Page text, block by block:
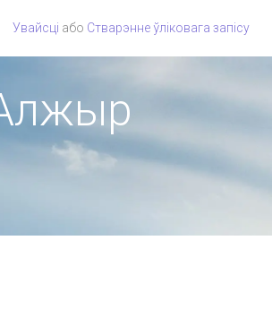
Увайсці або Стварэнне ўліковага запісу
Алжыр